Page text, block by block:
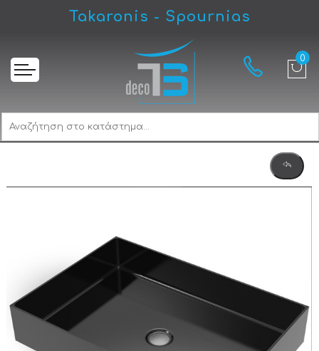
Takaronis - Spournias
Voss Aldo PVD V 1255-411 Black Brushed Νιπτήρας Ανοξείδωτος